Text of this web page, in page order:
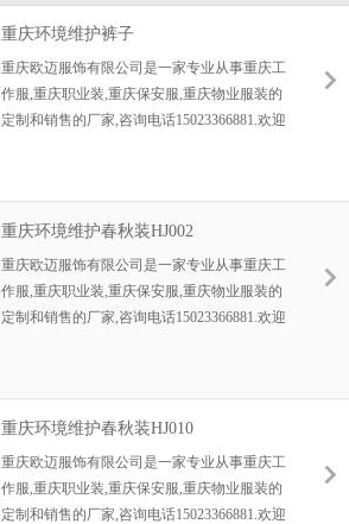
重庆环境维护裤子
重庆欧迈服饰有限公司是一家专业从事重庆工
作服,重庆职业装,重庆保安服,重庆物业服装的
定制和销售的厂家,咨询电话15023366881.欢迎
重庆环境维护春秋装HJ002
重庆欧迈服饰有限公司是一家专业从事重庆工
作服,重庆职业装,重庆保安服,重庆物业服装的
定制和销售的厂家,咨询电话15023366881.欢迎
重庆环境维护春秋装HJ010
重庆欧迈服饰有限公司是一家专业从事重庆工
作服,重庆职业装,重庆保安服,重庆物业服装的
定制和销售的厂家,咨询电话15023366881.欢迎